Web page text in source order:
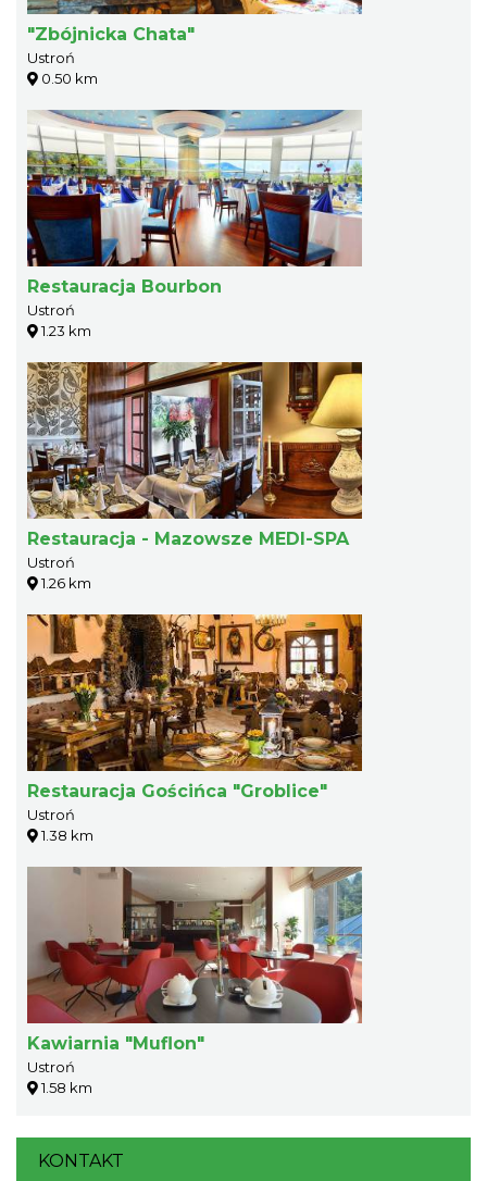
"Zbójnicka Chata"
Ustroń
0.50 km
Restauracja Bourbon
Ustroń
1.23 km
Restauracja - Mazowsze MEDI-SPA
Ustroń
1.26 km
Restauracja Gościńca "Groblice"
Ustroń
1.38 km
Kawiarnia "Muflon"
Ustroń
1.58 km
KONTAKT